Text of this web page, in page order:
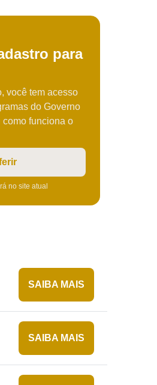
para
você tem acesso
do Governo
como funciona o
no site atual
SAIBA MAIS
SAIBA MAIS